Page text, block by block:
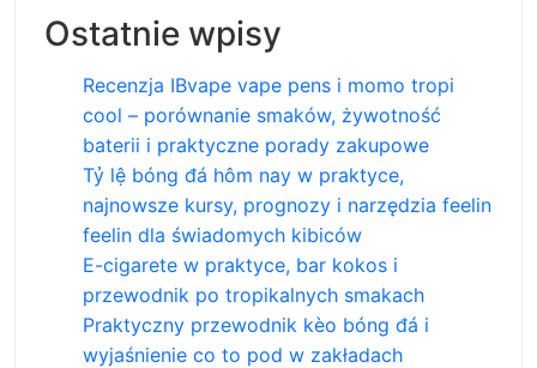
Ostatnie wpisy
Recenzja IBvape vape pens i momo tropi
cool – porównanie smaków, żywotność
baterii i praktyczne porady zakupowe
Tỷ lệ bóng đá hôm nay w praktyce,
najnowsze kursy, prognozy i narzędzia feelin
feelin dla świadomych kibiców
E-cigarete w praktyce, bar kokos i
przewodnik po tropikalnych smakach
Praktyczny przewodnik kèo bóng đá i
wyjaśnienie co to pod w zakładach